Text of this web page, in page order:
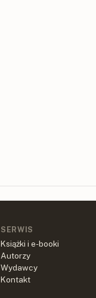
SERWIS
Książki i e-booki
Autorzy
Wydawcy
Kontakt